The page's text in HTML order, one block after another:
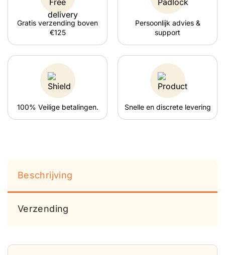
Gratis verzending boven
€125
Persoonlijk advies &
support
100% Veilige betalingen. Snelle en discrete levering
Beschrijving
Verzending